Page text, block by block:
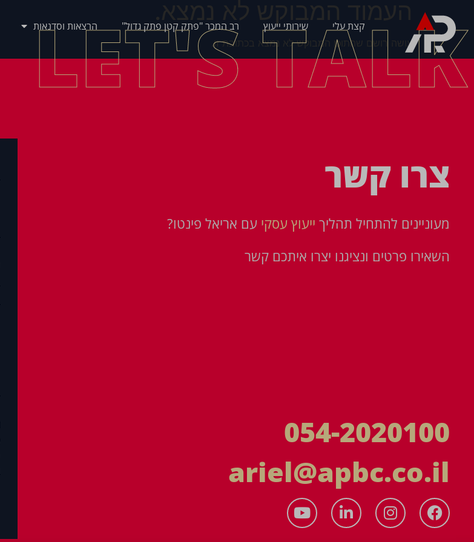
קצת עלי שירותי ייעוץ רב המכר "פתק קטן פתק גדול" הרצאות וסדנאות
העמוד המבוקש לא נמצא.
עושה רושם שהתוכן המבוקש לא נמצא בכתובת זו.
LET'S TALK
צרו קשר
מעוניינים להתחיל תהליך ייעוץ עסקי עם אריאל פינטו?
השאירו פרטים ונציגנו יצרו איתכם קשר
054-2020100
ariel@apbc.co.il